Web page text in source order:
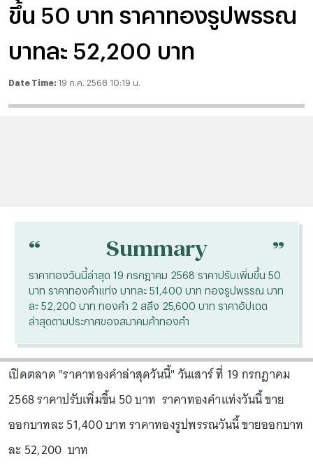
ขึ้น 50 บาท ราคาทองรูปพรรณ
บาทละ 52,200 บาท
Date Time: 19 ก.ค. 2568 10:19 น.
“ Summary “
ราคาทองวันนี้ล่าสุด 19 กรกฎาคม 2568 ราคาปรับเพิ่มขึ้น 50
บาท ราคาทองคำแท่ง บาทละ 51,400 บาท ทองรูปพรรณ บาท
ละ 52,200 บาท ทองคำ 2 สลึง 25,600 บาท ราคาอัปเดต
ล่าสุดตามประกาศของสมาคมค้าทองคำ
เปิดตลาด "ราคาทองคำล่าสุดวันนี้" วันเสาร์ ที่ 19 กรกฎาคม
2568 ราคาปรับเพิ่มขึ้น 50 บาท ราคาทองคำแท่งวันนี้ ขาย
ออกบาทละ 51,400 บาท ราคาทองรูปพรรณวันนี้ ขายออกบาท
ละ 52,200 บาท